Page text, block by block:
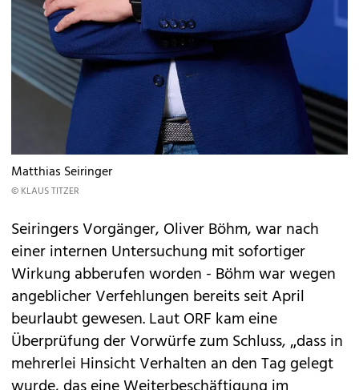
Matthias Seiringer
© KLAUS TITZER
Seiringers Vorgänger, Oliver Böhm, war nach
einer internen Untersuchung mit sofortiger
Wirkung abberufen worden - Böhm war wegen
angeblicher Verfehlungen bereits seit April
beurlaubt gewesen. Laut ORF kam eine
Überprüfung der Vorwürfe zum Schluss, „dass in
mehrerlei Hinsicht Verhalten an den Tag gelegt